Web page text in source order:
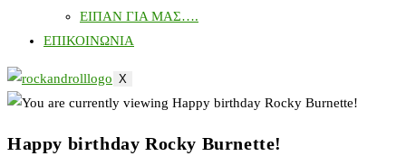
ΕΙΠΑΝ ΓΙΑ ΜΑΣ….
ΕΠΙΚΟΙΝΩΝΙΑ
X
Happy birthday Rocky Burnette!